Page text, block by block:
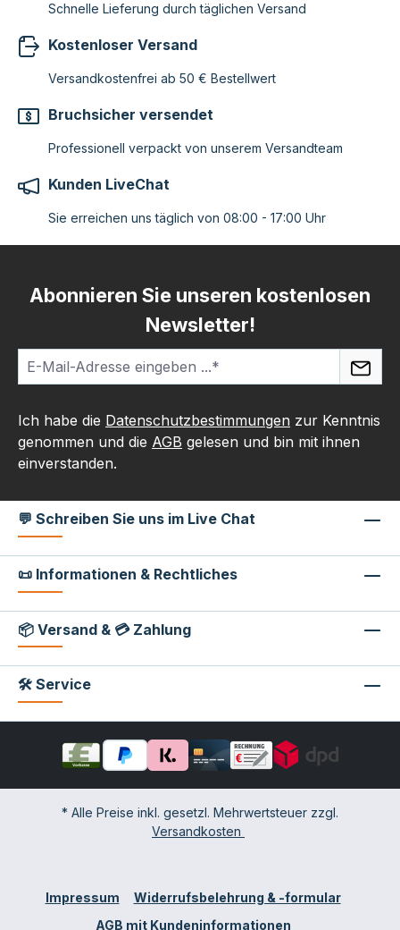
Schnelle Lieferung durch täglichen Versand
Kostenloser Versand
Versandkostenfrei ab 50 € Bestellwert
Bruchsicher versendet
Professionell verpackt von unserem Versandteam
Kunden LiveChat
Sie erreichen uns täglich von 08:00 - 17:00 Uhr
Abonnieren Sie unseren kostenlosen
Newsletter!
Ich habe die Datenschutzbestimmungen zur Kenntnis
genommen und die AGB gelesen und bin mit ihnen
einverstanden.
💬 Schreiben Sie uns im Live Chat
📜 Informationen & Rechtliches
📦 Versand & 💳 Zahlung
🛠 Service
* Alle Preise inkl. gesetzl. Mehrwertsteuer zzgl.
Versandkosten
Impressum
Widerrufsbelehrung & -formular
AGB mit Kundeninformationen